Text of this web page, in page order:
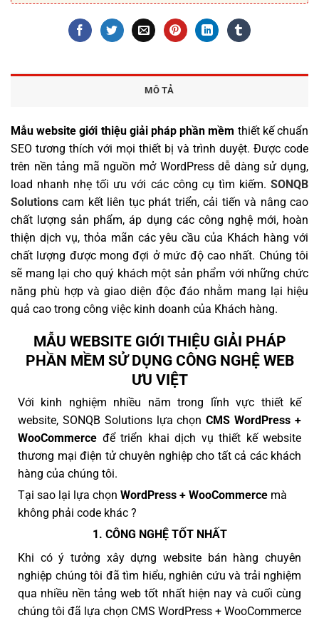
MÔ TẢ
Mẫu website giới thiệu giải pháp phần mềm thiết kế chuẩn
SEO tương thích với mọi thiết bị và trình duyệt. Được code
trên nền tảng mã nguồn mở WordPress dễ dàng sử dụng,
load nhanh nhẹ tối ưu với các công cụ tìm kiếm. SONQB
Solutions cam kết liên tục phát triển, cải tiến và nâng cao
chất lượng sản phẩm, áp dụng các công nghệ mới, hoàn
thiện dịch vụ, thỏa mãn các yêu cầu của Khách hàng với
chất lượng được mong đợi ở mức độ cao nhất. Chúng tôi
sẽ mang lại cho quý khách một sản phẩm với những chức
năng phù hợp và giao diện độc đáo nhằm mang lại hiệu
quả cao trong công việc kinh doanh của Khách hàng.
MẪU WEBSITE GIỚI THIỆU GIẢI PHÁP
PHẦN MỀM SỬ DỤNG CÔNG NGHỆ WEB
ƯU VIỆT
Với kinh nghiệm nhiều năm trong lĩnh vực thiết kế
website, SONQB Solutions lựa chọnCMS WordPress +
WooCommerce để triển khai dịch vụ thiết kế website
thương mại điện tử chuyên nghiệp cho tất cả các khách
hàng của chúng tôi.
Tại sao lại lựa chọn WordPress + WooCommerce mà
không phải code khác ?
1. CÔNG NGHỆ TỐT NHẤT
Khi có ý tưởng xây dựng website bán hàng chuyên
nghiệp chúng tôi đã tìm hiểu, nghiên cứu và trải nghiệm
qua nhiều nền tảng web tốt nhất hiện nay và cuối cùng
chúng tôi đã lựa chọn CMS WordPress + WooCommerce